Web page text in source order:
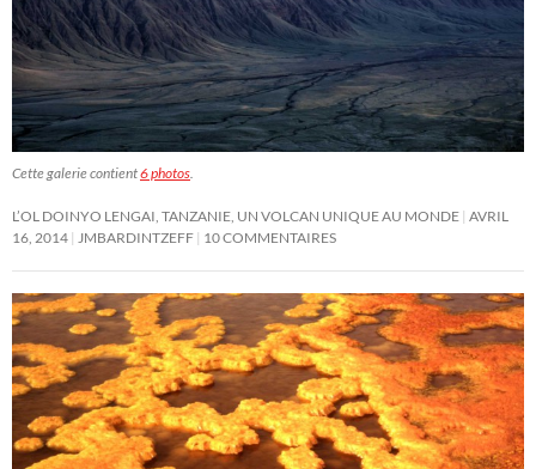
Cette galerie contient6 photos.
L’OL DOINYO LENGAI, TANZANIE, UN VOLCAN UNIQUE AU MONDE AVRIL
16, 2014 JMBARDINTZEFF 10 COMMENTAIRES